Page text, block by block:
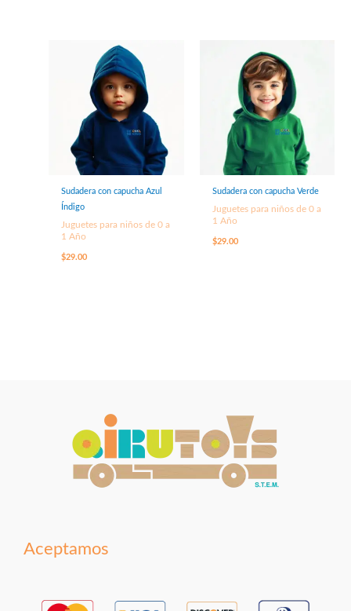
Sudadera con capucha Azul
Índigo
Juguetes para niños de 0 a
1 Año
$29.00
Sudadera con capucha Verde
Juguetes para niños de 0 a
1 Año
$29.00
Aceptamos